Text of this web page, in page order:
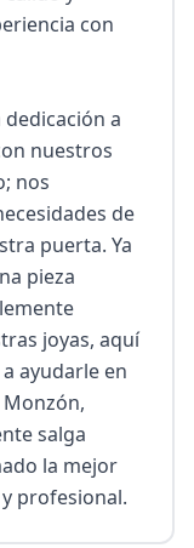
con
a
nuestros
nos
de
puerta. Ya
pieza
joyas, aquí
ayudarle en
salga
la mejor
profesional.